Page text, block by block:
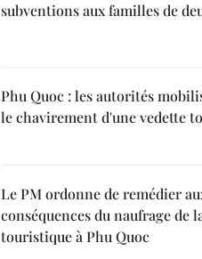
subventions aux familles de
Phu Quoc : les autorités
le chavirement d'une vedette
Le PM ordonne de remédier
conséquences du naufrage de
touristique à Phu Quoc